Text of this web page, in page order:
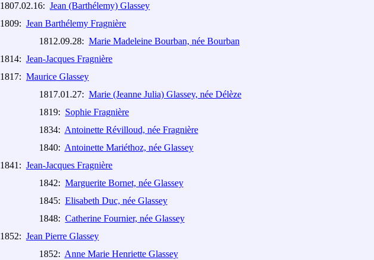
1807.02.16: Jean (Barthélemy) Glassey
1809: Jean Barthélemy Fragnière
1812.09.28: Marie Madeleine Bourban, née Bourban
1814: Jean-Jacques Fragnière
1817: Maurice Glassey
1817.01.27: Marie (Jeanne Julia) Glassey, née Délèze
1819: Sophie Fragnière
1834: Antoinette Révilloud, née Fragnière
1840: Antoinette Mariéthoz, née Glassey
1841: Jean-Jacques Fragnière
1842: Marguerite Bornet, née Glassey
1845: Elisabeth Duc, née Glassey
1848: Catherine Fournier, née Glassey
1852: Jean Pierre Glassey
1852: Anne Marie Henriette Glassey